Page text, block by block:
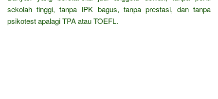
sekolah tinggi, tanpa IPK bagus, tanpa prestasi, dan tanpa
psikotest apalagi TPA atau TOEFL.